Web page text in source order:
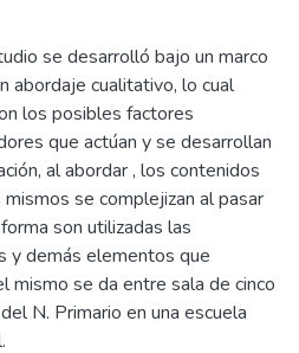
se desarrolló bajo un marco
abordaje cualitativo, lo cual
los posibles factores
que actúan y se desarrollan
al abordar , los contenidos
se complejizan al pasar
son utilizadas las
y demás elementos que
mismo se da entre sala de cinco
N. Primario en una escuela